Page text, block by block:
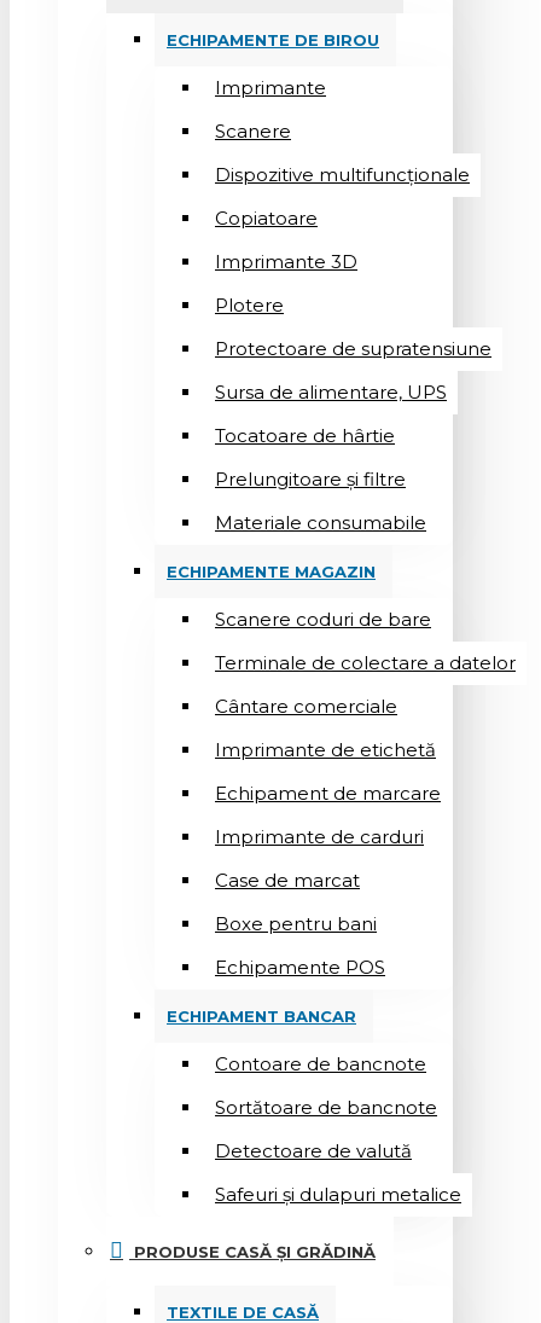
ECHIPAMENTE DE BIROU
Imprimante
Scanere
Dispozitive multifuncționale
Copiatoare
Imprimante 3D
Plotere
Protectoare de supratensiune
Sursa de alimentare, UPS
Tocatoare de hârtie
Prelungitoare și filtre
Materiale consumabile
ECHIPAMENTE MAGAZIN
Scanere coduri de bare
Terminale de colectare a datelor
Cântare comerciale
Imprimante de etichetă
Echipament de marcare
Imprimante de carduri
Case de marcat
Boxe pentru bani
Echipamente POS
ECHIPAMENT BANCAR
Contoare de bancnote
Sortătoare de bancnote
Detectoare de valută
Safeuri și dulapuri metalice
PRODUSE CASĂ ȘI GRĂDINĂ
TEXTILE DE CASĂ